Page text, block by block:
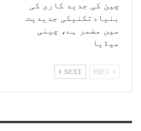
چین کی جدید کاری کی
بنیادتکنیکی جدیدیت
میں مضمر ہے، چینی
میڈیا
NEXT